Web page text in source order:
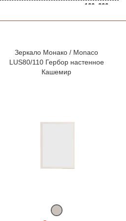
160х200 см
Современный, Минимализм
Двухспальные кровати
выполнением заказа на всех
Зеркало Монако / Monaco
LUS80/110 Гербор настенное
Кашемир